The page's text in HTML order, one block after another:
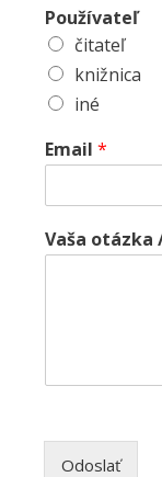
Používateľ
čitateľ
knižnica
iné
Email *
Vaša otázka
Odoslať